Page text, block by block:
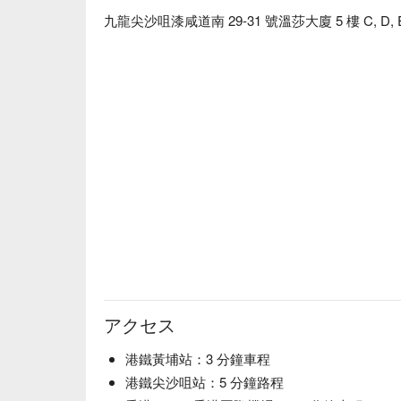
九龍尖沙咀漆咸道南 29-31 號溫莎大廈 5 樓 C, D,
アクセス
港鐵黃埔站：3 分鐘車程
港鐵尖沙咀站：5 分鐘路程